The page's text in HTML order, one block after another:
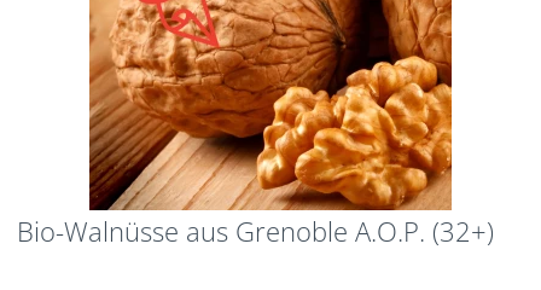
Bio-Walnüsse aus Grenoble A.O.P. (32+)